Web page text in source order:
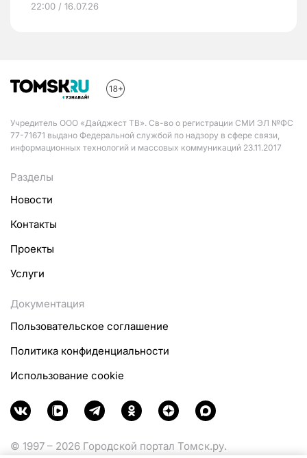
22:00 / 16.07.26
Учредитель ООО «Дайджест ТВ». Св-во о регистрации СМИ ЭЛ №ФС
77-71671 выдано Федеральной службой по надзору в сфере связи,
информационных технологий и массовых коммуникаций 23.11.2017
Разделы
Новости
Контакты
Проекты
Услуги
Документация
Пользовательское соглашение
Политика конфиденциальности
Использование cookie
© 1997 – 2026 Городской портал Томск.ру.